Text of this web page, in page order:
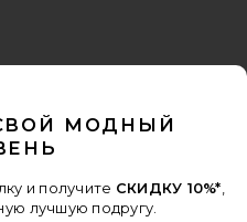
МОДНЫЙ
и получите СКИДКУ 10%*
лучшую подругу.